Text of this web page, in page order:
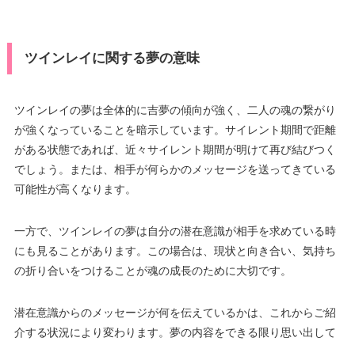
ツインレイに関する夢の意味
ツインレイの夢は全体的に吉夢の傾向が強く、二人の魂の繋がり
が強くなっていることを暗示しています。サイレント期間で距離
がある状態であれば、近々サイレント期間が明けて再び結びつく
でしょう。または、相手が何らかのメッセージを送ってきている
可能性が高くなります。
一方で、ツインレイの夢は自分の潜在意識が相手を求めている時
にも見ることがあります。この場合は、現状と向き合い、気持ち
の折り合いをつけることが魂の成長のために大切です。
潜在意識からのメッセージが何を伝えているかは、これからご紹
介する状況により変わります。夢の内容をできる限り思い出して